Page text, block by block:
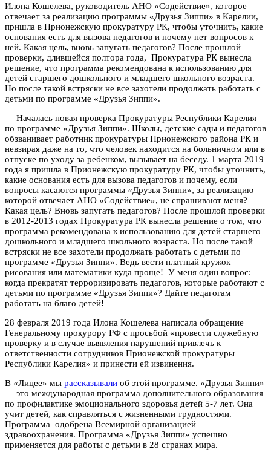
Илона Кошелева, руководитель АНО «Содействие», которое
отвечает за реализацию программы «Друзья Зиппи» в Карелии,
пришла в Прионежскую прокуратуру РК, чтобы уточнить, какие
основания есть для вызова педагогов и почему нет вопросов к
ней. Какая цель, вновь запугать педагогов? После прошлой
проверки, длившейся полтора года, Прокуратура РК вынесла
решение, что программа рекомендована к использованию для
детей старшего дошкольного и младшего школьного возраста.
Но после такой встряски не все захотели продолжать работать с
детьми по программе «Друзья Зиппи».
— Началась новая проверка Прокуратуры Республики Карелия
по программе «Друзья Зиппи». Школы, детские сады и педагогов
обзванивает работник прокуратуры Прионежского района РК и
невзирая даже на то, что человек находится на больничном или в
отпуске по уходу за ребенком, вызывает на беседу. 1 марта 2019
года я пришла в Прионежскую прокуратуру РК, чтобы уточнить,
какие основания есть для вызова педагогов и почему, если
вопросы касаются программы «Друзья Зиппи», за реализацию
которой отвечает АНО «Содействие», не спрашивают меня?
Какая цель? Вновь запугать педагогов? После прошлой проверки
в 2012-2013 годах Прокуратура РК вынесла решение о том, что
программа рекомендована к использованию для детей старшего
дошкольного и младшего школьного возраста. Но после такой
встряски не все захотели продолжать работать с детьми по
программе «Друзья Зиппи». Ведь вести платный кружок
рисования или математики куда проще! У меня один вопрос:
когда прекратят терроризировать педагогов, которые работают с
детьми по программе «Друзья Зиппи»? Дайте педагогам
работать на благо детей!
28 февраля 2019 года Илона Кошелева написала обращение
Генеральному прокурору РФ с просьбой «провести служебную
проверку и в случае выявления нарушений привлечь к
ответственности сотрудников Прионежской прокуратуры
Республики Карелия» и принести ей извинения.
В «Лицее» мы рассказывали об этой программе. «Друзья Зиппи»
— это международная программа дополнительного образования
по профилактике эмоционального здоровья детей 5-7 лет. Она
учит детей, как справляться с жизненными трудностями.
Программа одобрена Всемирной организацией
здравоохранения. Программа «Друзья Зиппи» успешно
применяется для работы с детьми в 28 странах мира.